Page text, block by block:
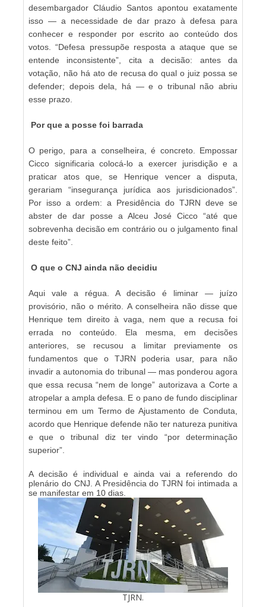
desembargador Cláudio Santos apontou exatamente
isso — a necessidade de dar prazo à defesa para
conhecer e responder por escrito ao conteúdo dos
votos. “Defesa pressupõe resposta a ataque que se
entende inconsistente”, cita a decisão: antes da
votação, não há ato de recusa do qual o juiz possa se
defender; depois dela, há — e o tribunal não abriu
esse prazo.
Por que a posse foi barrada
O perigo, para a conselheira, é concreto. Empossar
Cicco significaria colocá-lo a exercer jurisdição e a
praticar atos que, se Henrique vencer a disputa,
gerariam “insegurança jurídica aos jurisdicionados”.
Por isso a ordem: a Presidência do TJRN deve se
abster de dar posse a Alceu José Cicco “até que
sobrevenha decisão em contrário ou o julgamento final
deste feito”.
O que o CNJ ainda não decidiu
Aqui vale a régua. A decisão é liminar — juízo
provisório, não o mérito. A conselheira não disse que
Henrique tem direito à vaga, nem que a recusa foi
errada no conteúdo. Ela mesma, em decisões
anteriores, se recusou a limitar previamente os
fundamentos que o TJRN poderia usar, para não
invadir a autonomia do tribunal — mas ponderou agora
que essa recusa “nem de longe” autorizava a Corte a
atropelar a ampla defesa. E o pano de fundo disciplinar
terminou em um Termo de Ajustamento de Conduta,
acordo que Henrique defende não ter natureza punitiva
e que o tribunal diz ter vindo “por determinação
superior”.
A decisão é individual e ainda vai a referendo do
plenário do CNJ. A Presidência do TJRN foi intimada a
se manifestar em 10 dias.
TJRN.